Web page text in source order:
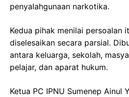
penyalahgunaan narkotika.
Kedua pihak menilai persoalan
diselesaikan secara parsial.
antara keluarga, sekolah,
pelajar, dan aparat hukum.
Ketua PC IPNU Sumenep Ainul